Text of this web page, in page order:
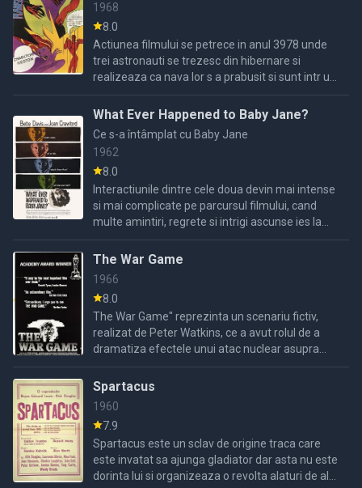
1968
8.0
Actiunea filmului se petrece in anul 3978 unde
trei astronauti se trezesc din hibernare si
realizeaza ca nava lor s a prabusit si sunt intr un
loc asemanator cu pamantul dar este locuit de
maimute ...
What Ever Happened to Baby Jane?
Ce s-a întâmplat cu Baby Jane
1962
8.0
Interactiunile dintre cele doua devin mai intense
si mai complicate pe parcursul filmului, cand
multe amintiri, regrete si intrigi ascunse ies la
iveala.
The War Game
1966
8.0
The War Game" reprezinta un scenariu fictiv,
realizat de Peter Watkins, ce a avut rolul de a
dramatiza efectele unui atac nuclear asupra
Marii Britanii. De altfel, conducatorii trustului
Spartacus
1960
7.9
Spartacus este un sclav de origine traca care
este invatat sa ajunga gladiator dar asta nu este
dorinta lui si organizeaza o revolta alaturi de alti